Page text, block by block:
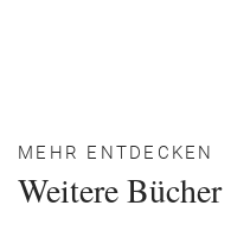
MEHR ENTDECKEN
Weitere Bücher